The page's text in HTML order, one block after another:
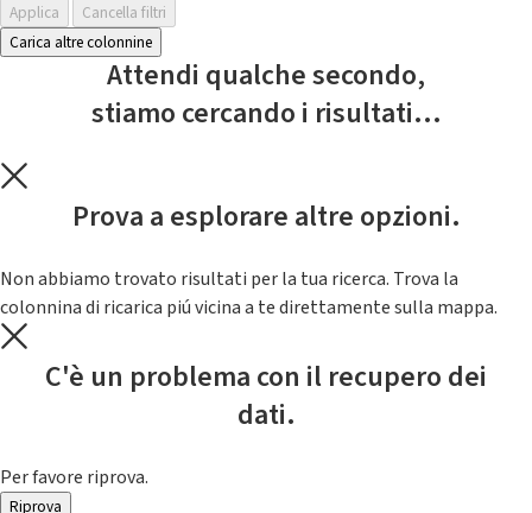
Applica
Cancella filtri
Carica altre colonnine
Attendi qualche secondo,
stiamo cercando i risultati...
Prova a esplorare altre opzioni.
Non abbiamo trovato risultati per la tua ricerca. Trova la
colonnina di ricarica piú vicina a te direttamente sulla mappa.
C'è un problema con il recupero dei
dati.
Per favore riprova.
Riprova